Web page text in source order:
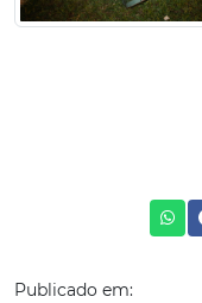
Publicado em: